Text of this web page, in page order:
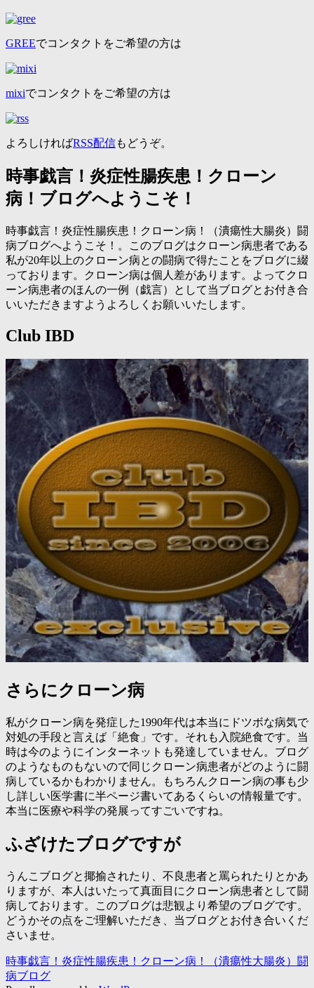
GREEでコンタクトをご希望の方は
mixiでコンタクトをご希望の方は
よろしければRSS配信もどうぞ。
時事戯言！炎症性腸疾患！クローン
病！ブログへようこそ！
時事戯言！炎症性腸疾患！クローン病！（潰瘍性大腸炎）闘
病ブログへようこそ！。このブログはクローン病患者である
私が20年以上のクローン病との闘病で得たことをブログに綴
っております。クローン病は個人差があります。よってクロ
ーン病患者のほんの一例（戯言）として当ブログとお付き合
いいただきますようよろしくお願いいたします。
Club IBD
さらにクローン病
私がクローン病を発症した1990年代は本当にドツボな病気で
対処の手段と言えば「絶食」です。それも入院絶食です。当
時は今のようにインターネットも発達していません。ブログ
のようなものもないので同じクローン病患者がどのように闘
病しているかもわかりません。もちろんクローン病の事も少
し詳しい医学書に半ページ書いてあるくらいの情報量です。
本当に医療や科学の発展ってすごいですね。
ふざけたブログですが
うんこブログと揶揄されたり、不良患者と罵られたりとかあ
りますが、本人はいたって真面目にクローン病患者として闘
病しております。このブログは悲観より希望のブログです。
どうかその点をご理解いただき、当ブログとお付き合いくだ
さいませ。
時事戯言！炎症性腸疾患！クローン病！（潰瘍性大腸炎）闘
病ブログ